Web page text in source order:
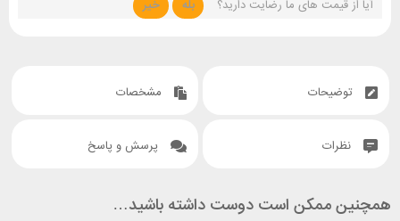
آیا از قیمت های ما رضایت دارید؟ بله خیر
توضیحات مشخصات
نظرات پرسش و پاسخ
همچنین ممکن است دوست داشته باشید…